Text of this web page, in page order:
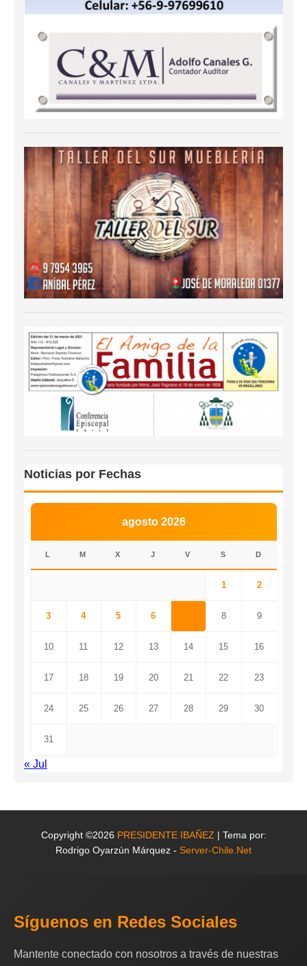
Noticias por Fechas
agosto 2026
L M X J V S D
1 2
3 4 5 6 8 9
10 11 12 13 14 15 16
17 18 19 20 21 22 23
24 25 26 27 28 29 30
31
« Jul
Copyright ©2026 PRESIDENTE IBAÑEZ | Tema por:
Rodrigo Oyarzún Márquez - Server-Chile.Net
Síguenos en Redes Sociales
Mantente conectado con nosotros a través de nuestras